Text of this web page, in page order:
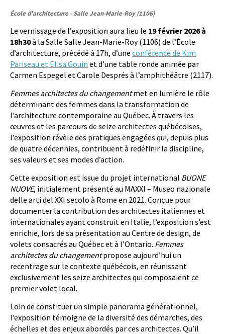
École d'architecture - Salle Jean-Marie-Roy (1106)
Le vernissage de l’exposition aura lieu le 19 février 2026 à
18h30à la Salle Salle Jean-Marie-Roy (1106) de l’École
d’architecture, précédé à 17h, d’une conférence de Kim
Pariseau et Elisa Gouin et d’une table ronde animée par
Carmen Espegel et Carole Després à l’amphithéâtre (2117).
Femmes architectes du changementmet en lumière le rôle
déterminant des femmes dans la transformation de
l’architecture contemporaine au Québec. À travers les
œuvres et les parcours de seize architectes québécoises,
l’exposition révèle des pratiques engagées qui, depuis plus
de quatre décennies, contribuent à redéfinir la discipline,
ses valeurs et ses modes d’action.
Cette exposition est issue du projet international BUONE
NUOVE, initialement présenté au MAXXI – Museo nazionale
delle arti del XXI secolo à Rome en 2021. Conçue pour
documenter la contribution des architectes italiennes et
internationales ayant construit en Italie, l’exposition s’est
enrichie, lors de sa présentation au Centre de design, de
volets consacrés au Québec et à l’Ontario. Femmes
architectes du changementpropose aujourd’hui un
recentrage sur le contexte québécois, en réunissant
exclusivement les seize architectes qui composaient ce
premier volet local.
Loin de constituer un simple panorama générationnel,
l’exposition témoigne de la diversité des démarches, des
échelles et des enjeux abordés par ces architectes. Qu’il